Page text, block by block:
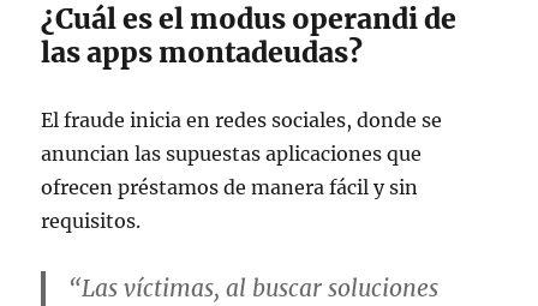
¿Cuál es el modus operandi de
las apps montadeudas?
El fraude inicia en redes sociales, donde se
anuncian las supuestas aplicaciones que
ofrecen préstamos de manera fácil y sin
requisitos.
“Las víctimas, al buscar soluciones